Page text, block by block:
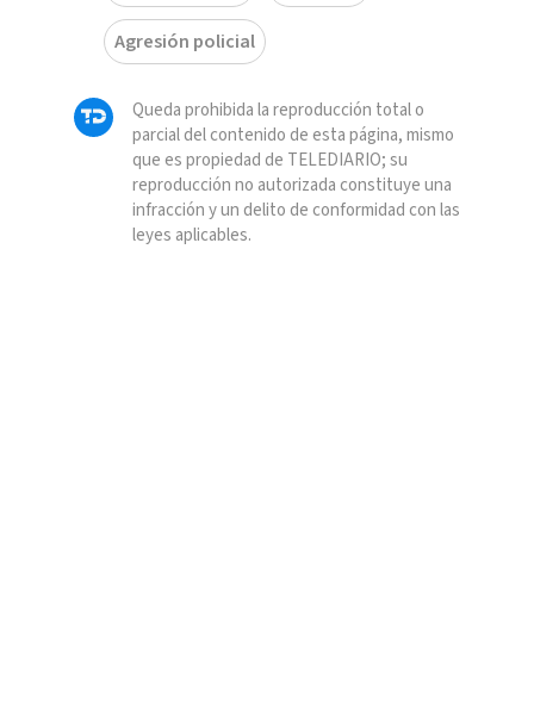
Agresión policial
Queda prohibida la reproducción total o
parcial del contenido de esta página, mismo
que es propiedad de TELEDIARIO; su
reproducción no autorizada constituye una
infracción y un delito de conformidad con las
leyes aplicables.